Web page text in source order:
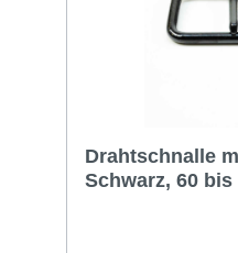
Drahtschnalle
Schwarz, 60 bis